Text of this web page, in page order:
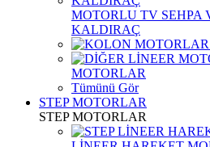
MOTORLU TV SEHPA
KALDIRAÇ
MOTORLAR
Tümünü Gör
STEP MOTORLAR
STEP MOTORLAR